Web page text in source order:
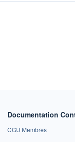
Documentation
CGU Membres